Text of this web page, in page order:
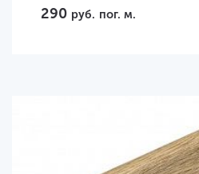
290 руб. пог. м.